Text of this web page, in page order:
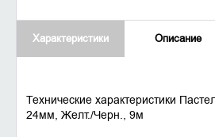
Характеристики Описание
Технические характеристики
24мм, Желт./Черн., 9м